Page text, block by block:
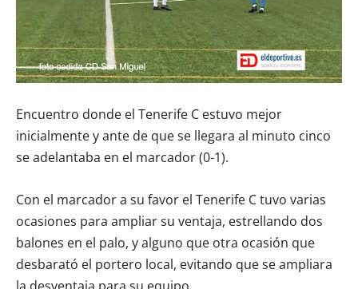
Encuentro donde el Tenerife C estuvo mejor
inicialmente y ante de que se llegara al minuto cinco
se adelantaba en el marcador (0-1).
Con el marcador a su favor el Tenerife C tuvo varias
ocasiones para ampliar su ventaja, estrellando dos
balones en el palo, y alguno que otra ocasión que
desbarató el portero local, evitando que se ampliara